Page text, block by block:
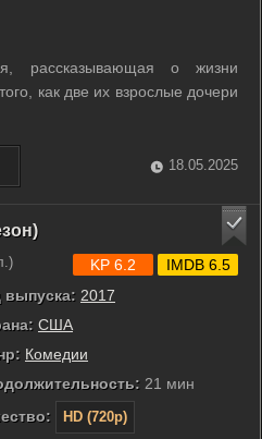
рассказывающая о жизни
как две их взрослые дочери
18.05.2025
выпуска: 2017
США
Комедии
21 мин
HD (720p)
KP 6.2 IMDB 6.5